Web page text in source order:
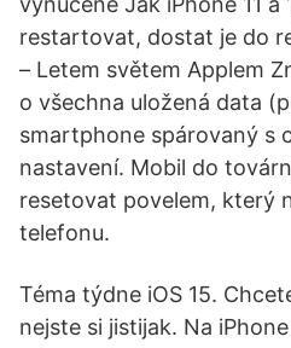
restartovat, dostat je do
– Letem světem Applem
o všechna uložená data
smartphone spárovaný s
nastavení. Mobil do
resetovat povelem, který
telefonu.
Téma týdne iOS 15.
nejste si jistijak. Na